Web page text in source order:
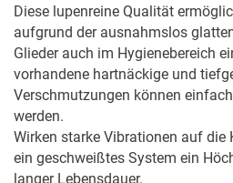
Diese lupenreine Qualität
aufgrund der ausnahmslos
Glieder auch im Hygienebereich
vorhandene hartnäckige und
Verschmutzungen können
werden.
Wirken starke Vibrationen auf die
ein geschweißtes System ein
langer Lebensdauer.